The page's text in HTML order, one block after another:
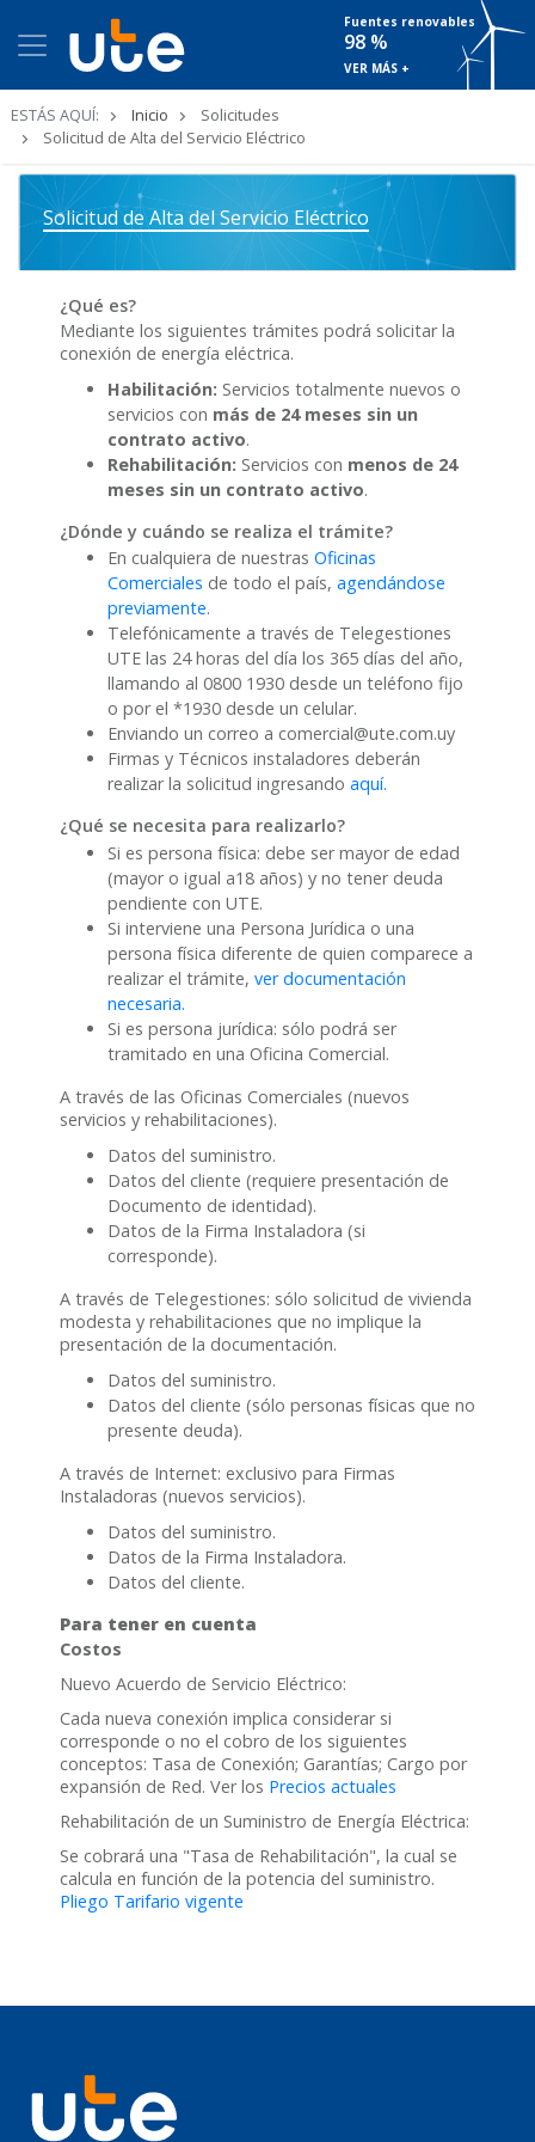
Fuentes renovables
98 %
VER MÁS +
ESTÁS AQUÍ: Inicio
Solicitudes
Solicitud de Alta del Servicio Eléctrico
Solicitud de Alta del Servicio Eléctrico
¿Qué es?
Mediante los siguientes trámites podrá solicitar la
conexión de energía eléctrica.
Habilitación: Servicios totalmente nuevos o
servicios con más de 24 meses sin un
contrato activo.
Rehabilitación: Servicios con menos de 24
meses sin un contrato activo.
¿Dónde y cuándo se realiza el trámite?
En cualquiera de nuestras Oficinas
Comerciales de todo el país, agendándose
previamente.
Telefónicamente a través de Telegestiones
UTE las 24 horas del día los 365 días del año,
llamando al 0800 1930 desde un teléfono fijo
o por el *1930 desde un celular.
Enviando un correo a comercial@ute.com.uy
Firmas y Técnicos instaladores deberán
realizar la solicitud ingresando aquí.
¿Qué se necesita para realizarlo?
Si es persona física: debe ser mayor de edad
(mayor o igual a18 años) y no tener deuda
pendiente con UTE.
Si interviene una Persona Jurídica o una
persona física diferente de quien comparece a
realizar el trámite, ver documentación
necesaria.
Si es persona jurídica: sólo podrá ser
tramitado en una Oficina Comercial.
A través de las Oficinas Comerciales (nuevos
servicios y rehabilitaciones).
Datos del suministro.
Datos del cliente (requiere presentación de
Documento de identidad).
Datos de la Firma Instaladora (si
corresponde).
A través de Telegestiones: sólo solicitud de vivienda
modesta y rehabilitaciones que no implique la
presentación de la documentación.
Datos del suministro.
Datos del cliente (sólo personas físicas que no
presente deuda).
A través de Internet: exclusivo para Firmas
Instaladoras (nuevos servicios).
Datos del suministro.
Datos de la Firma Instaladora.
Datos del cliente.
Para tener en cuenta
Costos
Nuevo Acuerdo de Servicio Eléctrico:
Cada nueva conexión implica considerar si
corresponde o no el cobro de los siguientes
conceptos: Tasa de Conexión; Garantías; Cargo por
expansión de Red. Ver los Precios actuales
Rehabilitación de un Suministro de Energía Eléctrica:
Se cobrará una "Tasa de Rehabilitación", la cual se
calcula en función de la potencia del suministro.
Pliego Tarifario vigente